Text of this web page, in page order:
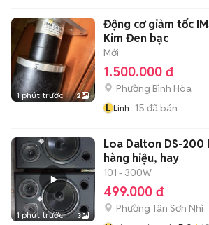
1 phút trước 2
Động cơ giảm tốc
Kim Đen bạc
Mới
1.500.000 đ
Phường Bình Hòa
L Linh 15 đã bán
1 phút trước 3
Loa Dalton DS-
hàng hiệu, hay
101 - 300W
499.000 đ
Phường Tân Sơn Nhì